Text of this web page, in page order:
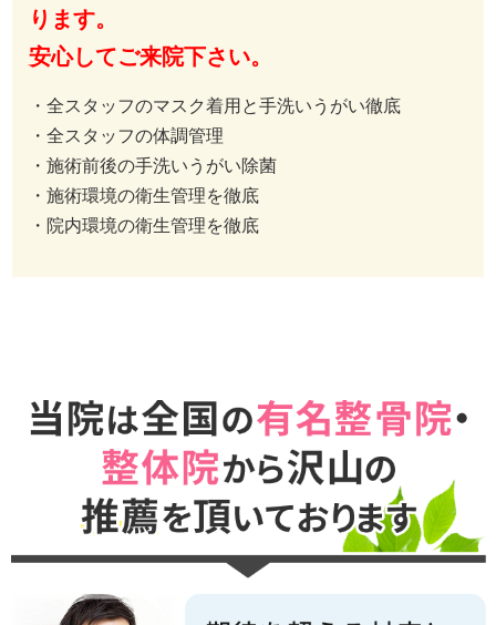
ります。
安心してご来院下さい。
・全スタッフのマスク着用と手洗いうがい徹底
・全スタッフの体調管理
・施術前後の手洗いうがい除菌
・施術環境の衛生管理を徹底
・院内環境の衛生管理を徹底